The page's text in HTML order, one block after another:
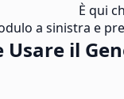
È qui
a sinistra e
Usare il